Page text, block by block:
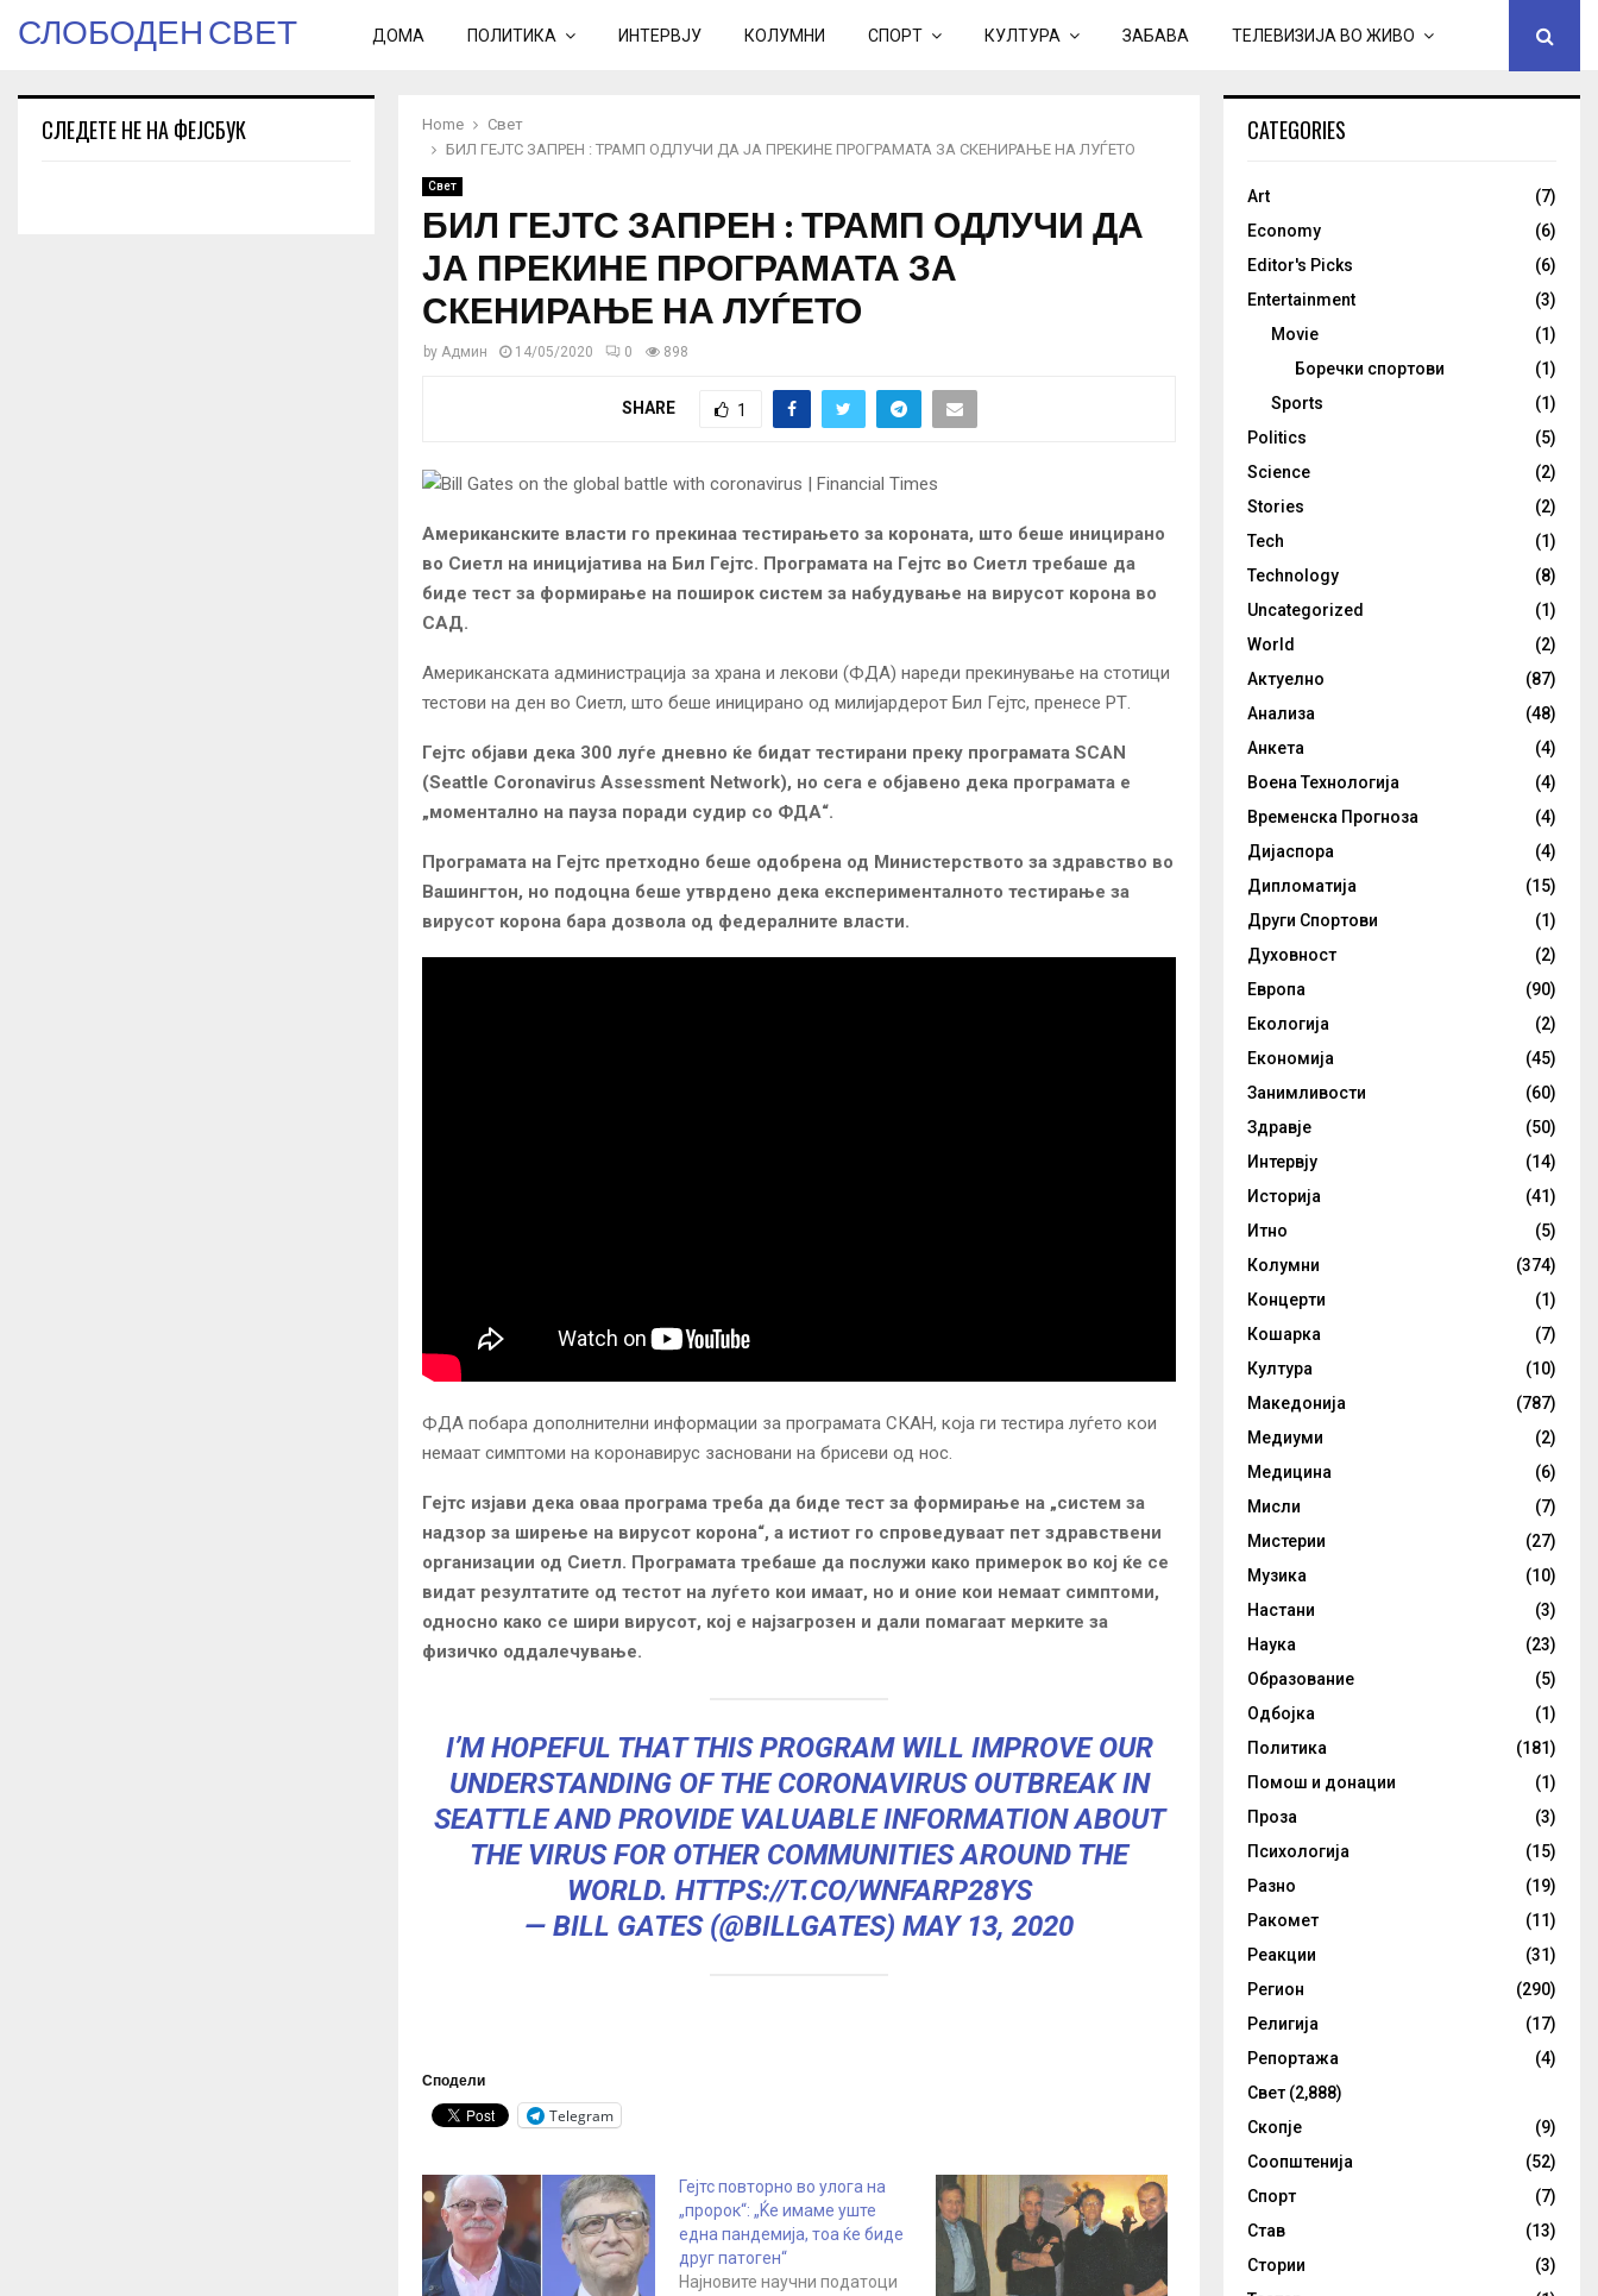
СЛОБОДЕН СВЕТ ДОМА ПОЛИТИКА ИНТЕРВЈУ КОЛУМНИ СПОРТ КУЛТУРА ЗАБАВА ТЕЛЕВИЗИЈА ВО ЖИВО
Home
Свет
БИЛ ГЕЈТС ЗАПРЕН : ТРАМП ОДЛУЧИ ДА ЈА ПРЕКИНЕ ПРОГРАМАТА ЗА СКЕНИРАЊЕ НА ЛУЃЕТО
Свет
БИЛ ГЕЈТС ЗАПРЕН : ТРАМП ОДЛУЧИ ДА
ЈА ПРЕКИНЕ ПРОГРАМАТА ЗА
СКЕНИРАЊЕ НА ЛУЃЕТО
by Админ 14/05/2020 0 898
SHARE 1
Американските власти го прекинаа тестирањето за короната, што беше иницирано
во Сиетл на иницијатива на Бил Гејтс. Програмата на Гејтс во Сиетл требаше да
биде тест за формирање на поширок систем за набудување на вирусот корона во
САД.
Американската администрација за храна и лекови (ФДА) нареди прекинување на стотици
тестови на ден во Сиетл, што беше иницирано од милијардерот Бил Гејтс, пренесе РТ.
Гејтс објави дека 300 луѓе дневно ќе бидат тестирани преку програмата SCAN
(Seattle Coronavirus Assessment Network), но сега е објавено дека програмата е
„моментално на пауза поради судир со ФДА“.
Програмата на Гејтс претходно беше одобрена од Министерството за здравство во
Вашингтон, но подоцна беше утврдено дека експерименталното тестирање за
вирусот корона бара дозвола од федералните власти.
ФДА побара дополнителни информации за програмата СКАН, која ги тестира луѓето кои
немаат симптоми на коронавирус засновани на брисеви од нос.
Гејтс изјави дека оваа програма треба да биде тест за формирање на „систем за
надзор за ширење на вирусот корона“, а истиот го спроведуваат пет здравствени
организации од Сиетл. Програмата требаше да послужи како примерок во кој ќе се
видат резултатите од тестот на луѓето кои имаат, но и оние кои немаат симптоми,
односно како се шири вирусот, кој е најзагрозен и дали помагаат мерките за
физичко оддалечување.
I’M HOPEFUL THAT THIS PROGRAM WILL IMPROVE OUR
UNDERSTANDING OF THE CORONAVIRUS OUTBREAK IN
SEATTLE AND PROVIDE VALUABLE INFORMATION ABOUT
THE VIRUS FOR OTHER COMMUNITIES AROUND THE
WORLD. HTTPS://T.CO/WNFARP28YS
— BILL GATES (@BILLGATES) MAY 13, 2020
Сподели
Telegram
Гејтс повторно во улога на
„пророк“: „Ќе имаме уште
една пандемија, тоа ќе биде
друг патоген“
Најновите научни податоци
СЛЕДЕТЕ НЕ НА ФЕЈСБУК CATEGORIES
Art
(7)
Economy
(6)
Editor's Picks
(6)
Entertainment
(3)
Movie
(1)
Боречки спортови
(1)
Sports
(1)
Politics
(5)
Science
(2)
Stories
(2)
Tech
(1)
Technology
(8)
Uncategorized
(1)
World
(2)
Актуелно
(87)
Анализа
(48)
Анкета
(4)
Воена Технологија
(4)
Временска Прогноза
(4)
Дијаспора
(4)
Дипломатија
(15)
Други Спортови
(1)
Духовност
(2)
Европа
(90)
Екологија
(2)
Економија
(45)
Занимливости
(60)
Здравје
(50)
Интервју
(14)
Историја
(41)
Итно
(5)
Колумни
(374)
Концерти
(1)
Кошарка
(7)
Култура
(10)
Македонија
(787)
Медиуми
(2)
Медицина
(6)
Мисли
(7)
Мистерии
(27)
Музика
(10)
Настани
(3)
Наука
(23)
Образование
(5)
Одбојка
(1)
Политика
(181)
Помош и донации
(1)
Проза
(3)
Психологија
(15)
Разно
(19)
Ракомет
(11)
Реакции
(31)
Регион
(290)
Религија
(17)
Репортажа
(4)
Свет (2,888)
Скопје
(9)
Соопштенија
(52)
Спорт
(7)
Став
(13)
Стории
(3)